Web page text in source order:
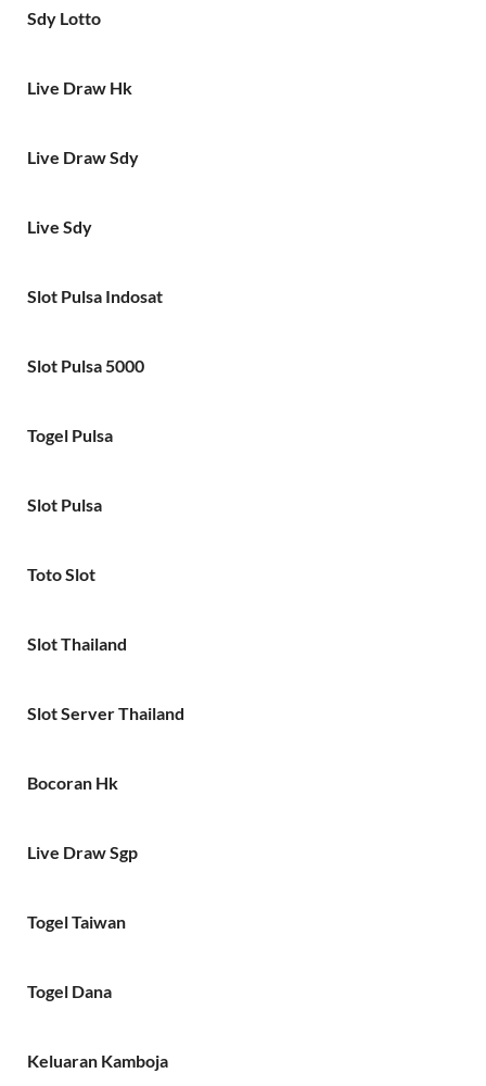
Sdy Lotto
Live Draw Hk
Live Draw Sdy
Live Sdy
Slot Pulsa Indosat
Slot Pulsa 5000
Togel Pulsa
Slot Pulsa
Toto Slot
Slot Thailand
Slot Server Thailand
Bocoran Hk
Live Draw Sgp
Togel Taiwan
Togel Dana
Keluaran Kamboja